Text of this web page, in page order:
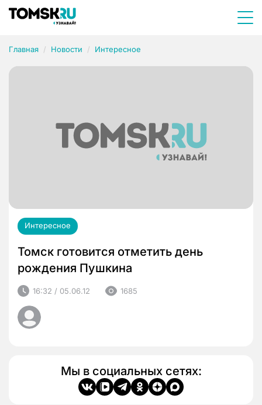
Главная Новости Интересное
Интересное
Томск готовится отметить день
рождения Пушкина
16:32 / 05.06.12 1685
Мы в социальных сетях: